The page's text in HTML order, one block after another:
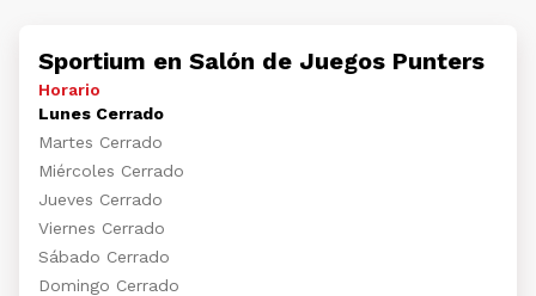
Sportium en Salón de Juegos Punters
Horario
Lunes Cerrado
Martes Cerrado
Miércoles Cerrado
Jueves Cerrado
Viernes Cerrado
Sábado Cerrado
Domingo Cerrado